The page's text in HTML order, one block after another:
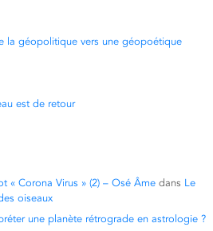
la géopolitique vers une géopoétique
est de retour
« Corona Virus » (2) – Osé Âme dans Le
oiseaux
une planète rétrograde en astrologie ?